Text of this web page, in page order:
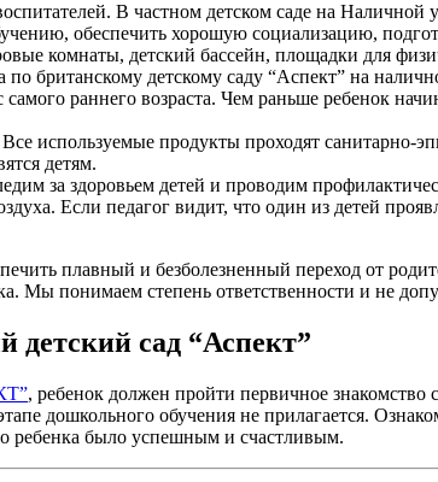
В частном детском саде на
обеспечить хорошую социализацию,
комнаты, детский бассейн, площадки для
британскому детскому саду “Аспект” на
самого раннего возраста. Чем раньше ребенок
используемые продукты проходят санитарно-
детям.
за здоровьем детей и проводим
Если педагог видит, что один из детей
плавный и безболезненный переход от
Мы понимаем степень ответственности и не
детский сад “Аспект”
, ребенок должен пройти первичное знакомство
дошкольного обучения не прилагается.
ребенка было успешным и счастливым.